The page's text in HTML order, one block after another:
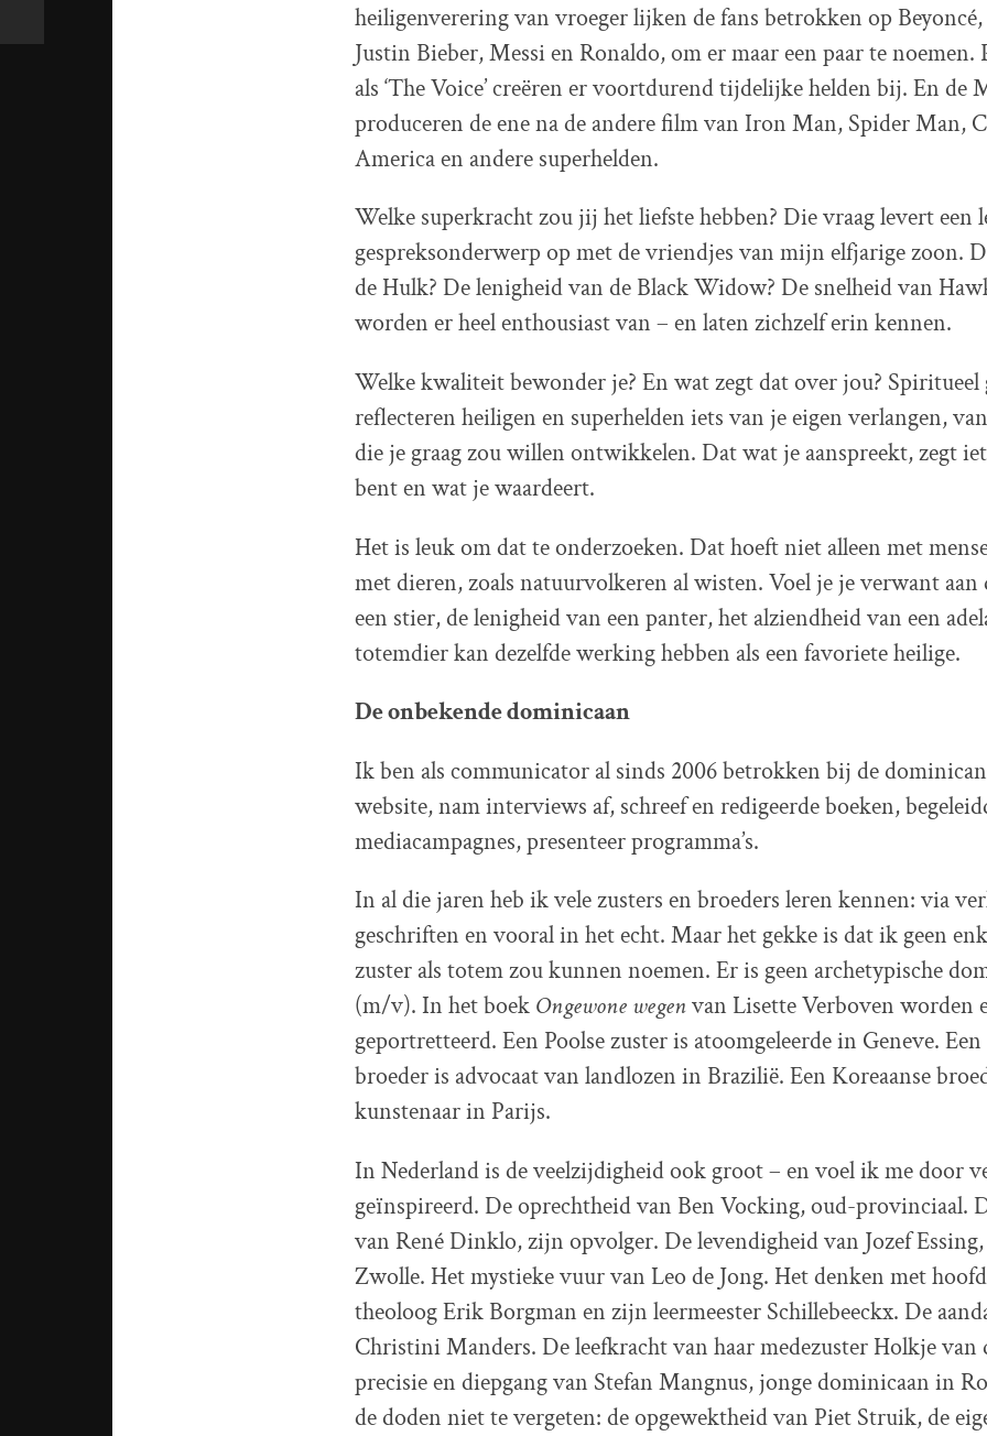
heiligenverering van vroeger lijken de fans betrokken op
Justin Bieber, Messi en Ronaldo, om er maar een paar te noemen.
als ‘The Voice’ creëren er voortdurend tijdelijke helden bij. En de
produceren de ene na de andere film van Iron Man, Spider Man,
America en andere superhelden.
Welke superkracht zou jij het liefste hebben? Die vraag levert een
gespreksonderwerp op met de vriendjes van mijn elfjarige zoon.
de Hulk? De lenigheid van de Black Widow? De snelheid van
worden er heel enthousiast van – en laten zichzelf erin kennen.
Welke kwaliteit bewonder je? En wat zegt dat over jou? Spiritueel
reflecteren heiligen en superhelden iets van je eigen verlangen,
die je graag zou willen ontwikkelen. Dat wat je aanspreekt, zegt
bent en wat je waardeert.
Het is leuk om dat te onderzoeken. Dat hoeft niet alleen met
met dieren, zoals natuurvolkeren al wisten. Voel je je verwant aan
een stier, de lenigheid van een panter, het alziendheid van een
totemdier kan dezelfde werking hebben als een favoriete heilige.
De onbekende dominicaan
Ik ben als communicator al sinds 2006 betrokken bij de
website, nam interviews af, schreef en redigeerde boeken,
mediacampagnes, presenteer programma’s.
In al die jaren heb ik vele zusters en broeders leren kennen: via
geschriften en vooral in het echt. Maar het gekke is dat ik geen
zuster als totem zou kunnen noemen. Er is geen archetypische
(m/v). In het boek Ongewone wegenvan Lisette Verboven worden
geportretteerd. Een Poolse zuster is atoomgeleerde in Geneve.
broeder is advocaat van landlozen in Brazilië. Een Koreaanse
kunstenaar in Parijs.
In Nederland is de veelzijdigheid ook groot – en voel ik me door
geïnspireerd. De oprechtheid van Ben Vocking, oud-provinciaal.
van René Dinklo, zijn opvolger. De levendigheid van Jozef
Zwolle. Het mystieke vuur van Leo de Jong. Het denken met
theoloog Erik Borgman en zijn leermeester Schillebeeckx. De
Christini Manders. De leefkracht van haar medezuster Holkje van
precisie en diepgang van Stefan Mangnus, jonge dominicaan in
de doden niet te vergeten: de opgewektheid van Piet Struik, de